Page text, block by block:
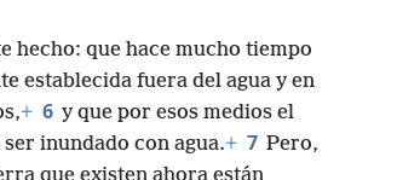
hecho: que hace mucho tiempo
establecida fuera del agua y en
+ 6 y que por esos medios el
inundado con agua.+ 7 Pero,